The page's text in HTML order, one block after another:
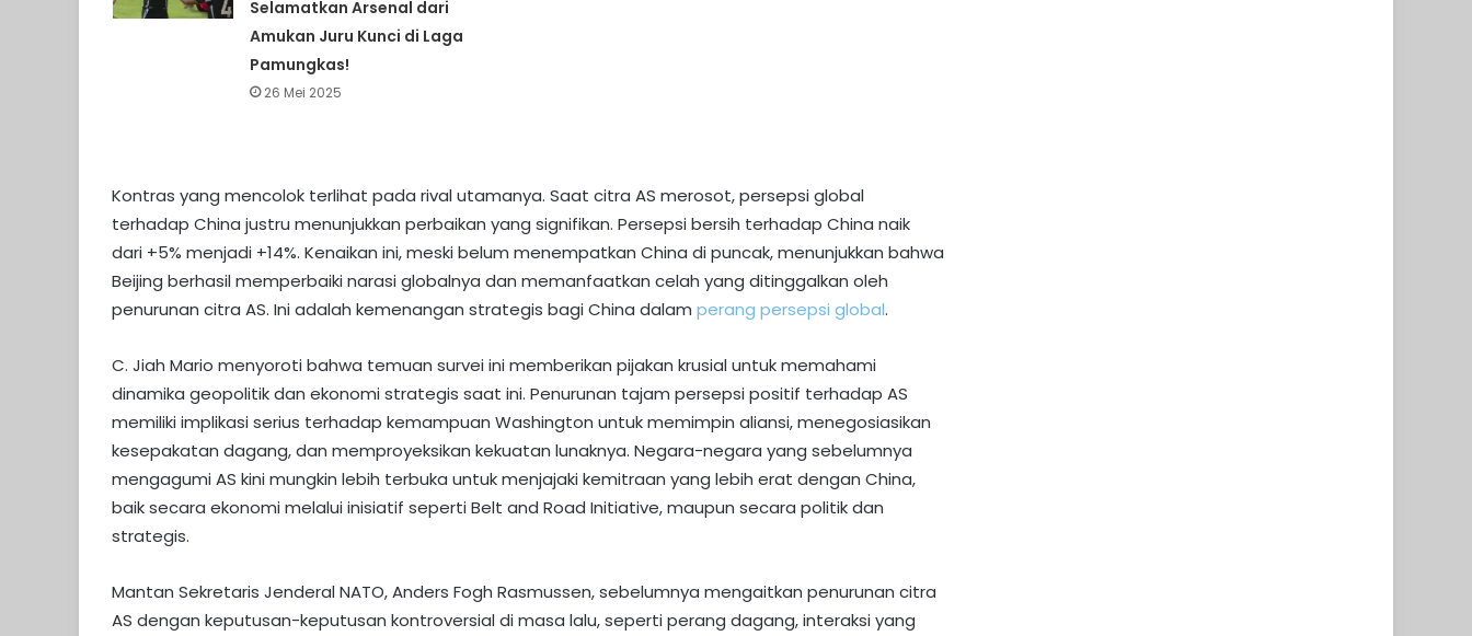
Selamatkan Arsenal dari
Amukan Juru Kunci di Laga
Pamungkas!
26 Mei 2025
Kontras yang mencolok terlihat pada rival utamanya. Saat citra AS merosot, persepsi global
terhadap China justru menunjukkan perbaikan yang signifikan. Persepsi bersih terhadap China naik
dari +5% menjadi +14%. Kenaikan ini, meski belum menempatkan China di puncak, menunjukkan bahwa
Beijing berhasil memperbaiki narasi globalnya dan memanfaatkan celah yang ditinggalkan oleh
penurunan citra AS. Ini adalah kemenangan strategis bagi China dalam perang persepsi global.
C. Jiah Mario menyoroti bahwa temuan survei ini memberikan pijakan krusial untuk memahami
dinamika geopolitik dan ekonomi strategis saat ini. Penurunan tajam persepsi positif terhadap AS
memiliki implikasi serius terhadap kemampuan Washington untuk memimpin aliansi, menegosiasikan
kesepakatan dagang, dan memproyeksikan kekuatan lunaknya. Negara-negara yang sebelumnya
mengagumi AS kini mungkin lebih terbuka untuk menjajaki kemitraan yang lebih erat dengan China,
baik secara ekonomi melalui inisiatif seperti Belt and Road Initiative, maupun secara politik dan
strategis.
Mantan Sekretaris Jenderal NATO, Anders Fogh Rasmussen, sebelumnya mengaitkan penurunan citra
AS dengan keputusan-keputusan kontroversial di masa lalu, seperti perang dagang, interaksi yang